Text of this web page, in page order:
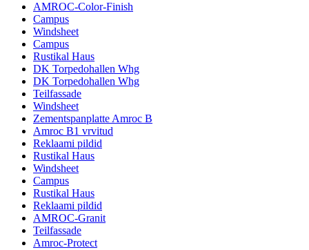
AMROC-Color-Finish
Campus
Windsheet
Campus
Rustikal Haus
DK Torpedohallen Whg
DK Torpedohallen Whg
Teilfassade
Windsheet
Zementspanplatte Amroc B
Amroc B1 vrvitud
Reklaami pildid
Rustikal Haus
Windsheet
Campus
Rustikal Haus
Reklaami pildid
AMROC-Granit
Teilfassade
Amroc-Protect